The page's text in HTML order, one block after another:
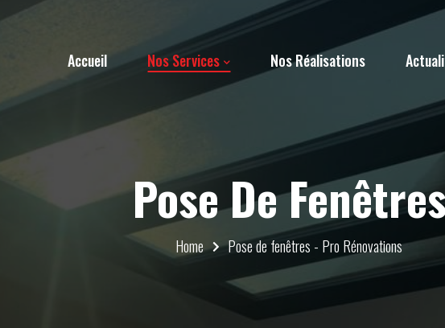
Accueil Nos Services Nos Réalisations
Pose De
Home Pose de fenêtres - Pro Rénovations